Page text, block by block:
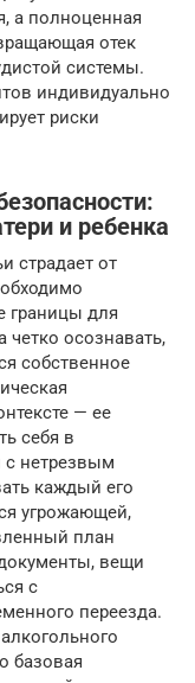
а полноценная
отек
системы.
индивидуально
риски
и ребенка
страдает от
границы для
осознавать,
собственное
— ее
себя в
нетрезвым
каждый его
угрожающей,
план
вещи
с
переезда.
базовая